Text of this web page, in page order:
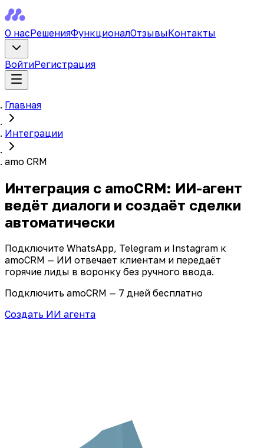
О насРешенияФункционалОтзывыКонтакты
ВойтиРегистрация
Главная
Интеграции
amo CRM
Интеграция с amoCRM: ИИ-агент
ведёт диалоги и создаёт сделки
автоматически
Подключите WhatsApp, Telegram и Instagram к
amoCRM — ИИ отвечает клиентам и передаёт
горячие лиды в воронку без ручного ввода.
Подключить amoCRM — 7 дней бесплатно
Создать ИИ агента